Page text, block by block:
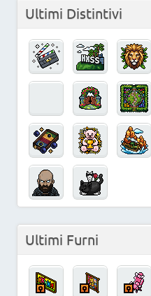
Ultimi Distintivi
Ultimi Furni